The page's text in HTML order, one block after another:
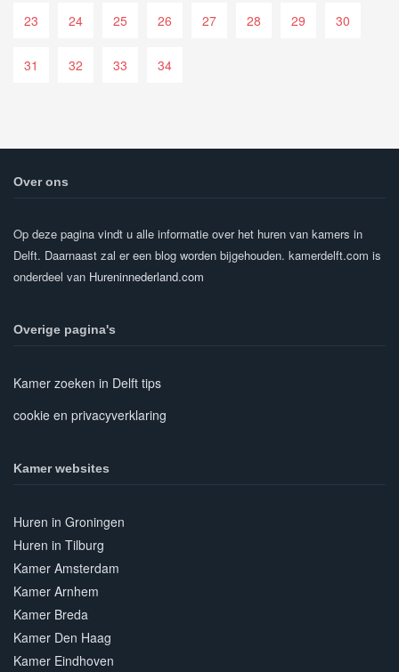
23 24 25 26 27 28 29 30
31 32 33 34
Over ons
Op deze pagina vindt u alle informatie over het huren van kamers in
Delft. Daarnaast zal er een blog worden bijgehouden. kamerdelft.com is
onderdeel van Hureninnederland.com
Overige pagina's
Kamer zoeken in Delft tips
cookie en privacyverklaring
Kamer websites
Huren in Groningen
Huren in Tilburg
Kamer Amsterdam
Kamer Arnhem
Kamer Breda
Kamer Den Haag
Kamer Eindhoven